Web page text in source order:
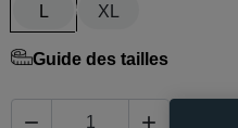
L XL
Guide des tailles
 